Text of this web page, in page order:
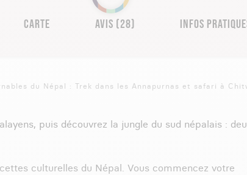
CARTE AVIS (28) INFOS
du Népal : Trek dans les Annapurnas et safari à
puis découvrez la jungle du sud népalais :
culturelles du Népal. Vous commencez votre